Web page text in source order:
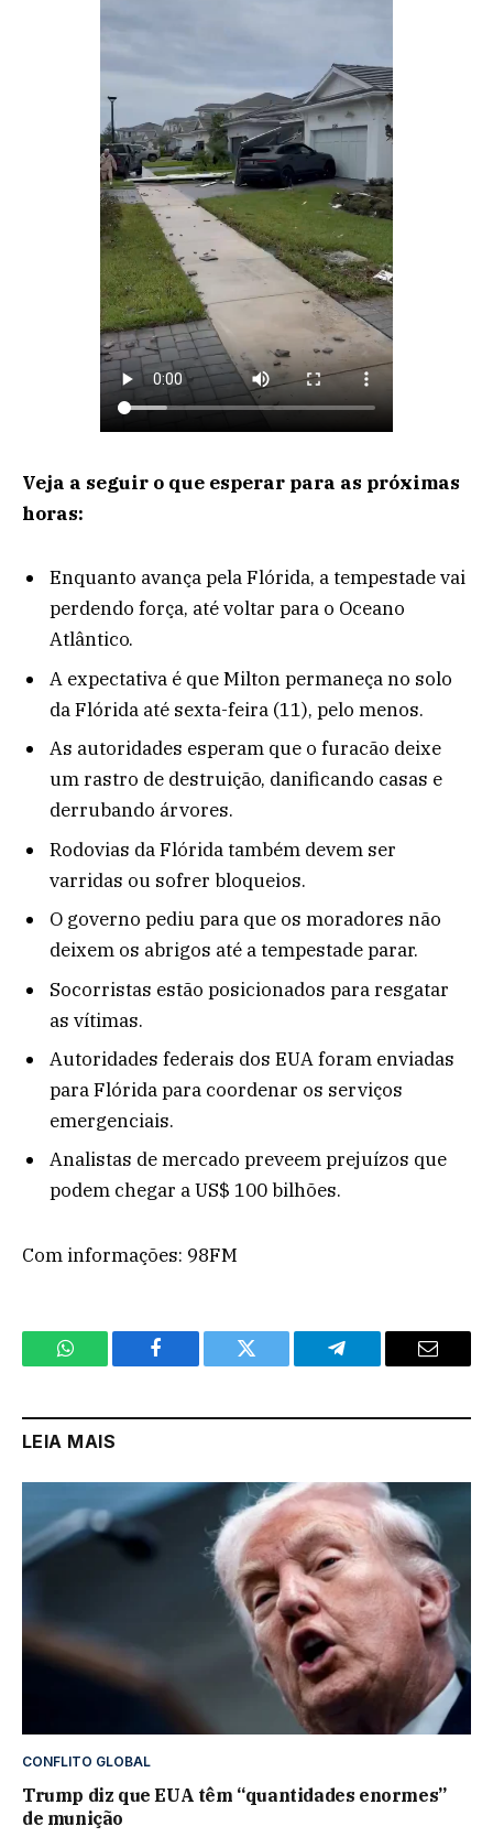
Veja a seguir o que esperar para as próximas
horas:
Enquanto avança pela Flórida, a tempestade vai
perdendo força, até voltar para o Oceano
Atlântico.
A expectativa é que Milton permaneça no solo
da Flórida até sexta-feira (11), pelo menos.
As autoridades esperam que o furacão deixe
um rastro de destruição, danificando casas e
derrubando árvores.
Rodovias da Flórida também devem ser
varridas ou sofrer bloqueios.
O governo pediu para que os moradores não
deixem os abrigos até a tempestade parar.
Socorristas estão posicionados para resgatar
as vítimas.
Autoridades federais dos EUA foram enviadas
para Flórida para coordenar os serviços
emergenciais.
Analistas de mercado preveem prejuízos que
podem chegar a US$ 100 bilhões.
Com informações: 98FM
WhatsApp Facebook Twitter Telegram Email
LEIA MAIS
CONFLITO GLOBAL
Trump diz que EUA têm “quantidades enormes”
de munição